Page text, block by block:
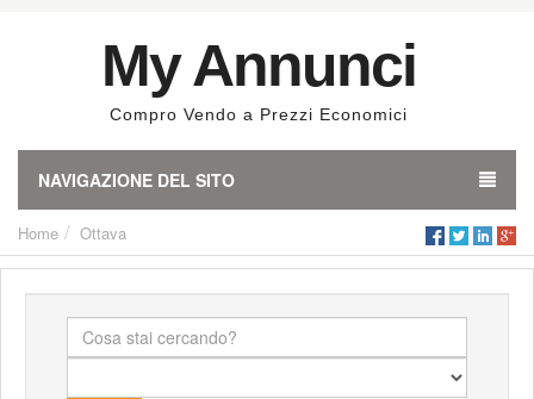
My Annunci
Compro Vendo a Prezzi Economici
NAVIGAZIONE DEL SITO
Home Ottava